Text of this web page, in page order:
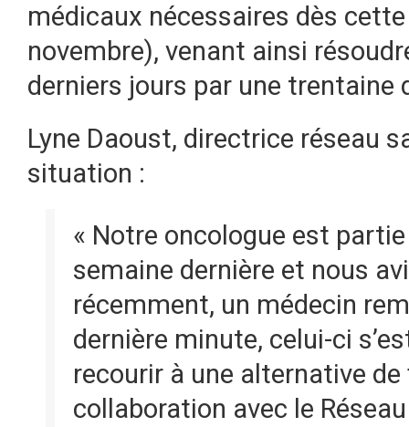
médicaux nécessaires dès
novembre), venant ainsi
derniers jours par une trentaine
Lyne Daoust, directrice réseau
situation :
« Notre oncologue est
semaine dernière et nous
récemment, un médecin
dernière minute, celui-ci
recourir à une alternative
collaboration avec le